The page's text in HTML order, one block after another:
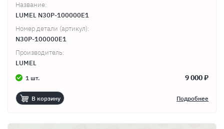
Название:
LUMEL N30P-100000E1
Номер детали (артикул):
N30P-100000E1
Производитель:
LUMEL
1 шт. 9 000 ₽
В корзину Подробнее